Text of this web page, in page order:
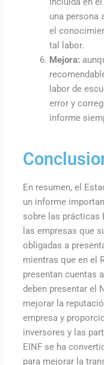
una persona
el
tal labor.
Mejora:
labor de
error y
informe
En resumen, el
un informe
sobre las prácticas
las empresas que
obligadas a
mientras que en el
presentan cuentas
deben presentar el
mejorar la
empresa y
inversores y las
EINF se ha
para mejorar la